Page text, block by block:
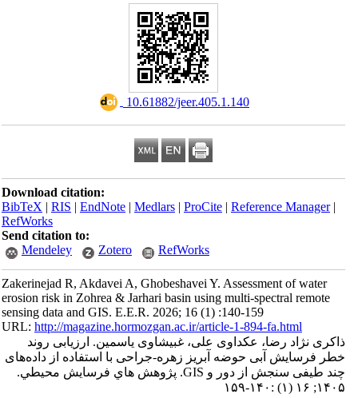
‎ 10.61882/jeer.405.1.140
Download citation:
BibTeX|RIS|EndNote|Medlars|ProCite|Reference Manager
RefWorks
Send citation to:
Mendeley
Zotero RefWorks
Zakerinejad R, Akdavei A, Ghobeshavei Y. Assessment of water
erosion risk in Zohrea & Jarhari basin using multi-spectral remote
sensing data and GIS. E.E.R. 2026; 16 (1) :140-159
URL:http://magazine.hormozgan.ac.ir/article-1-894-fa.html
ذاکری نژاد رضا، عکداوی علی، غبیشاوی یاسمین. ارزیابی روند
خطر فرسایش آبی حوضه آبریز زهره-جراحی با استفاده از داده‌های
چند طیفی سنجش از دور و GIS. پژوهش هاي فرسايش محيطي.
۱۴۰۵; ۱۶ (۱) :۱۴۰-۱۵۹